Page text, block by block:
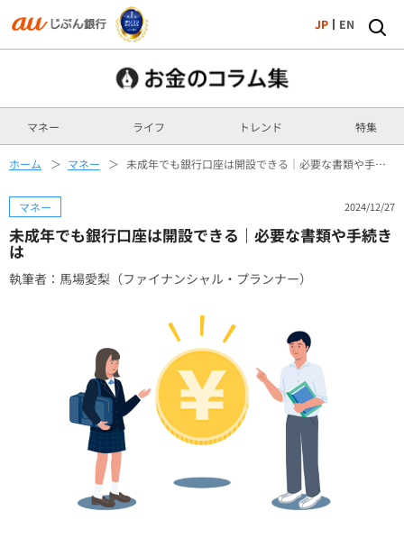
JP EN
マネー ライフ トレンド 特集
ホーム マネー 未成年でも銀行口座は開設できる｜必要な書類や手続きは
マネー 2024/12/27
未成年でも銀行口座は開設できる｜必要な書類や手続き
は
執筆者：馬場愛梨（ファイナンシャル・プランナー）